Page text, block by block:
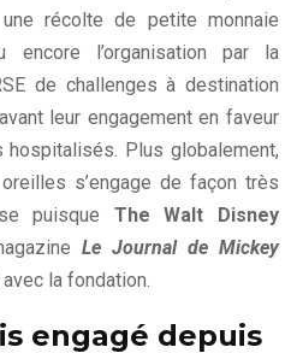
récolte de petite monnaie
l’organisation par la
de challenges à destination
leur engagement en faveur
Plus globalement,
s’engage de façon très
puisque The Walt Disney
Le Journal de Mickey
la fondation.
engagé depuis